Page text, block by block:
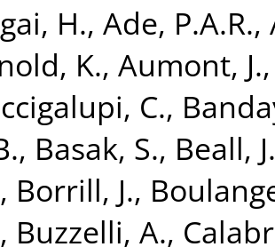
H., Ade, P.A.R.,
K., Aumont, J.
C.,
, Basak, S., Beall, J.
, Borrill, J.,
, Buzzelli, A.,